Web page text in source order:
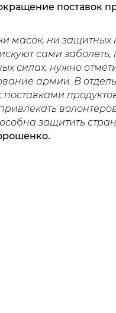
поставок
масок, ни
сами
силах, нужно
армии. В
поставками
защитить